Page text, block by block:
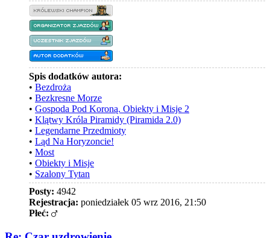
Spis dodatków autora:
• Bezdroża
• Bezkresne Morze
• Gospoda Pod Koroną. Obiekty i Misje 2
• Klątwy Króla Piramidy (Piramida 2.0)
• Legendarne Przedmioty
• Ląd Na Horyzoncie!
• Most
• Obiekty i Misje
• Szalony Tytan
Posty: 4942
Rejestracja: poniedziałek 05 wrz 2016, 21:50
Płeć: